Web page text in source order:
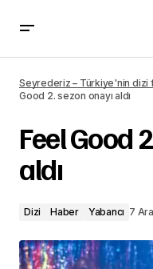
Seyrederiz – Türkiye'nin dizi
Good 2. sezon onayı aldı
Feel Good
aldı
Dizi Haber Yabancı 7